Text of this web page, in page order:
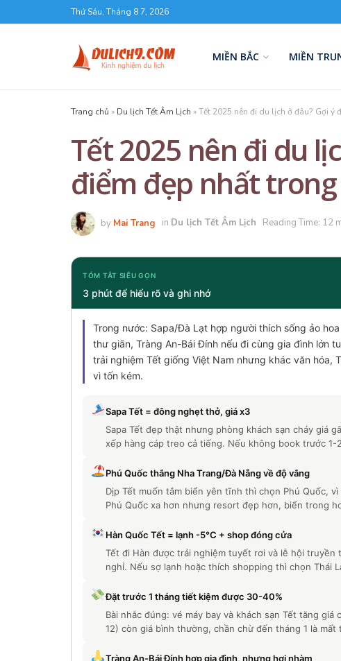
Thứ Sáu, Tháng 8 7, 2026
MIỀN BẮC MIỀN
Trang chủ » Du lịch Tết Âm Lịch »Tết 2025 nên đi du lịch ở đâu? Gợi
Tết 2025 nên đi du
điểm đẹp nhất
by Mai Trang in Du lịch Tết Âm Lịch Reading Time: 12
TÓM TẮT SIÊU GỌN
3 phút để hiểu rõ và ghi nhớ
Trong nước: Sapa/Đà Lạt hợp người thích sống ảo
thư giãn, Tràng An-Bái Đính nếu đi cùng gia đình lớn
trải nghiệm Tết giống Việt Nam nhưng khác văn hóa,
vì tốn kém.
Sapa Tết = đông nghẹt thở, giá x3
Sapa Tết đẹp thật nhưng phòng khách sạn cháy giá
xếp hàng cáp treo cả tiếng. Nếu không book trước
Phú Quốc thắng Nha Trang/Đà Nẵng về độ vắng
Dịp Tết muốn tắm biển yên tĩnh thì chọn Phú Quốc,
Phú Quốc xa hơn nhưng resort đẹp hơn, biển trong
Hàn Quốc Tết = lạnh -5°C + shop đóng cửa
Tết đi Hàn được trải nghiệm tuyết rơi và lễ hội
nghỉ. Nếu sợ lạnh hoặc thích shopping thì chọn Thái
Đặt trước 1 tháng tiết kiệm được 30-40%
Bài nhắc đúng: vé máy bay và khách sạn Tết tăng
12) còn giá bình thường, chần chừ đến tháng 1 là mất
Tràng An-Bái Đính hợp gia đình, nhưng hơi nhàm